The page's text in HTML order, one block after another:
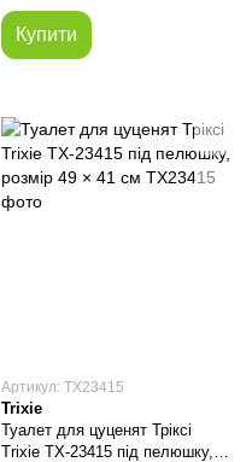
Купити
Артикул: TX23415
Trixie
Туалет для цуценят Тріксі
Trixie TX-23415 під пелюшку,